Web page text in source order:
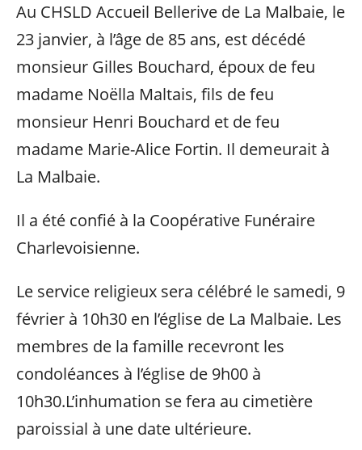
Au CHSLD Accueil Bellerive de La Malbaie, le
23 janvier, à l’âge de 85 ans, est décédé
monsieur Gilles Bouchard, époux de feu
madame Noëlla Maltais, fils de feu
monsieur Henri Bouchard et de feu
madame Marie-Alice Fortin. Il demeurait à
La Malbaie.
Il a été confié à la Coopérative Funéraire
Charlevoisienne.
Le service religieux sera célébré le samedi, 9
février à 10h30 en l’église de La Malbaie. Les
membres de la famille recevront les
condoléances à l’église de 9h00 à
10h30.L’inhumation se fera au cimetière
paroissial à une date ultérieure.